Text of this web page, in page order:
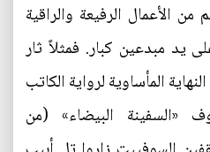
من الأعمال الرفيعة والراقية
يد مبدعين كبار. فمثلاً ثار
المأساوية لرواية الكاتب
«السفينة البيضاء» (من